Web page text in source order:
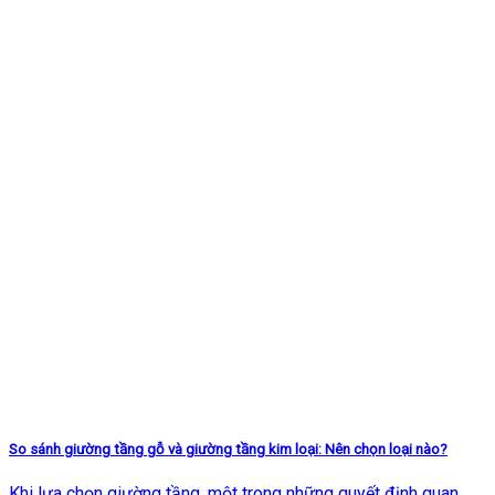
So sánh giường tầng gỗ và giường tầng kim loại: Nên chọn loại nào?